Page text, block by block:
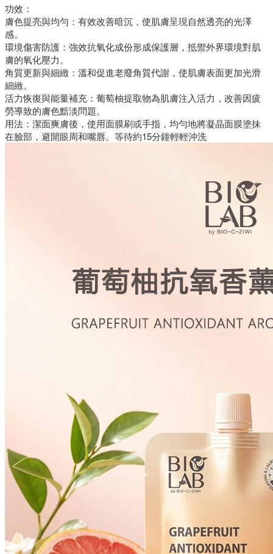
功效：
膚色提亮與均勻： 有效改善暗沉，使肌膚呈現自然透亮的光澤
感。
環境傷害防護： 強效抗氧化成份形成保護層，抵禦外界環境對肌
膚的氧化壓力。
角質更新與細緻： 溫和促進老廢角質代謝，使肌膚表面更加光滑
細緻。
活力恢復與能量補充： 葡萄柚提取物為肌膚注入活力，改善因疲
勞導致的膚色黯淡問題。
用法：潔面爽膚後，使用面膜刷或手指，均勻地將凝晶面膜塗抹
在臉部，避開眼周和嘴唇。等待約15分鐘輕輕沖洗